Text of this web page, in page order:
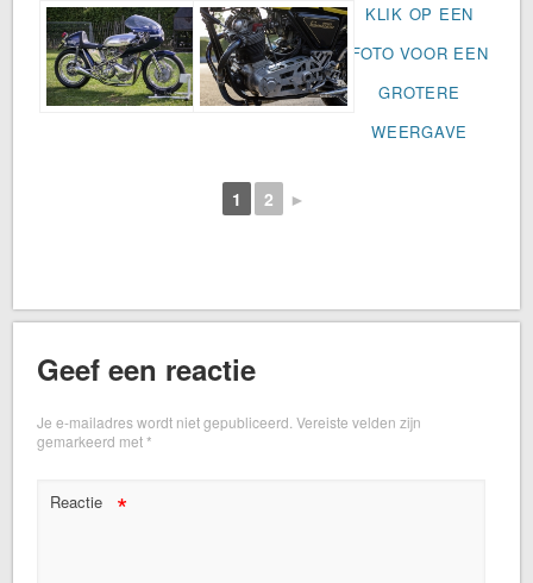
KLIK OP EEN
FOTO VOOR EEN
GROTERE
WEERGAVE
1 2 ►
Geef een reactie
Je e-mailadres wordt niet gepubliceerd.Vereiste velden zijn
gemarkeerd met*
Reactie *